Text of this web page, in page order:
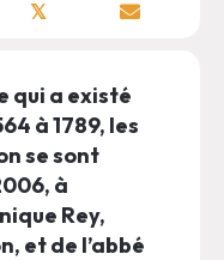
𝕏
qui a existé
à 1789, les
se sont
à
Rey,
et de l’abbé